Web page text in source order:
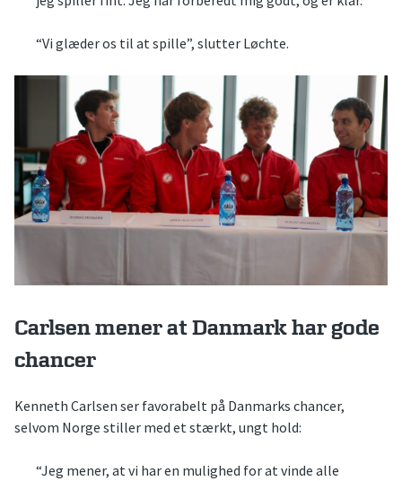
“Vi glæder os til at spille”, slutter Løchte.
Carlsen mener at Danmark har gode
chancer
Kenneth Carlsen ser favorabelt på Danmarks chancer,
selvom Norge stiller med et stærkt, ungt hold:
“Jeg mener, at vi har en mulighed for at vinde alle